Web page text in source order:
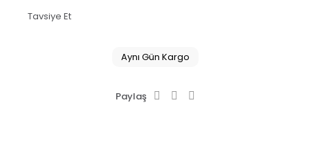
Tavsiye Et
Aynı Gün Kargo
Paylaş